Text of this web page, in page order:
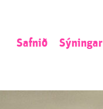
Safnið
Stefnan
Sýningar
Næst